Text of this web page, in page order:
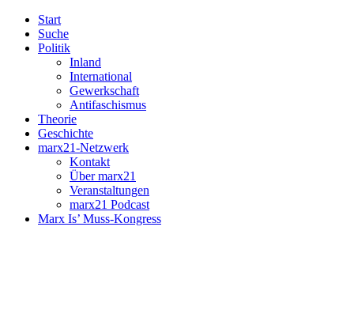
Start
Suche
Politik
Inland
International
Gewerkschaft
Antifaschismus
Theorie
Geschichte
marx21-Netzwerk
Kontakt
Über marx21
Veranstaltungen
marx21 Podcast
Marx Is’ Muss-Kongress